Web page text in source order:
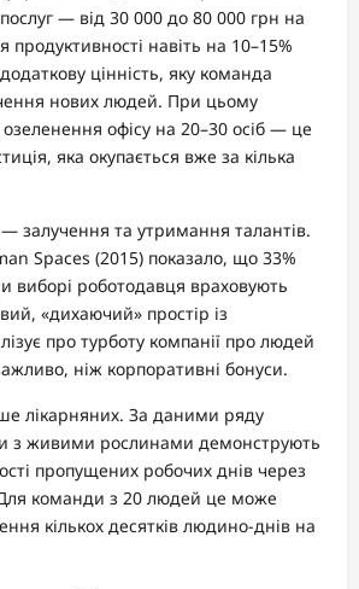
послуг — від 30 000 до 80 000 грн на
продуктивності навіть на 10–15%
цінність, яку команда
нових людей. При цьому
озеленення офісу на 20–30 осіб — це
яка окупається вже за кілька
залучення та утримання талантів.
Spaces (2015) показало, що 33%
виборі роботодавця враховують
«дихаючий» простір із
про турботу компанії про людей
ніж корпоративні бонуси.
лікарняних. За даними ряду
з живими рослинами демонструють
пропущених робочих днів через
команди з 20 людей це може
кількох десятків людино-днів на